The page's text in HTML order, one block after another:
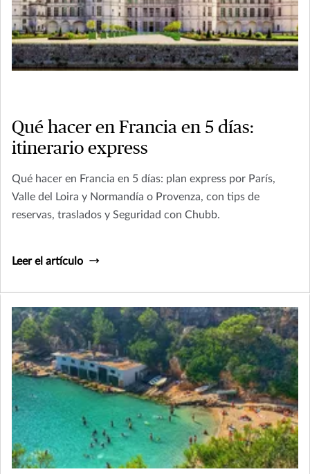
Qué hacer en Francia en 5 días:
itinerario express
Qué hacer en Francia en 5 días: plan express por París,
Valle del Loira y Normandía o Provenza, con tips de
reservas, traslados y Seguridad con Chubb.
Leer el artículo